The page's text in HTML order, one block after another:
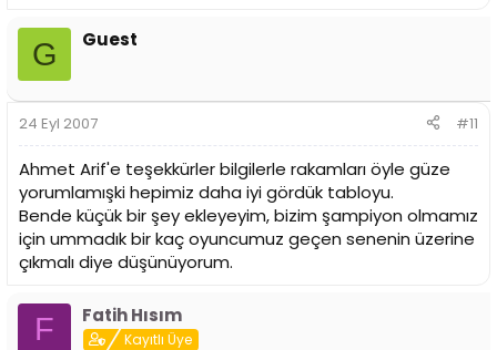
G Guest
24 Eyl 2007 #11
Ahmet Arif'e teşekkürler bilgilerle rakamları öyle güze
yorumlamışki hepimiz daha iyi gördük tabloyu.
Bende küçük bir şey ekleyeyim, bizim şampiyon olmamız
için ummadık bir kaç oyuncumuz geçen senenin üzerine
çıkmalı diye düşünüyorum.
F Fatih Hısım
Kayıtlı Üye